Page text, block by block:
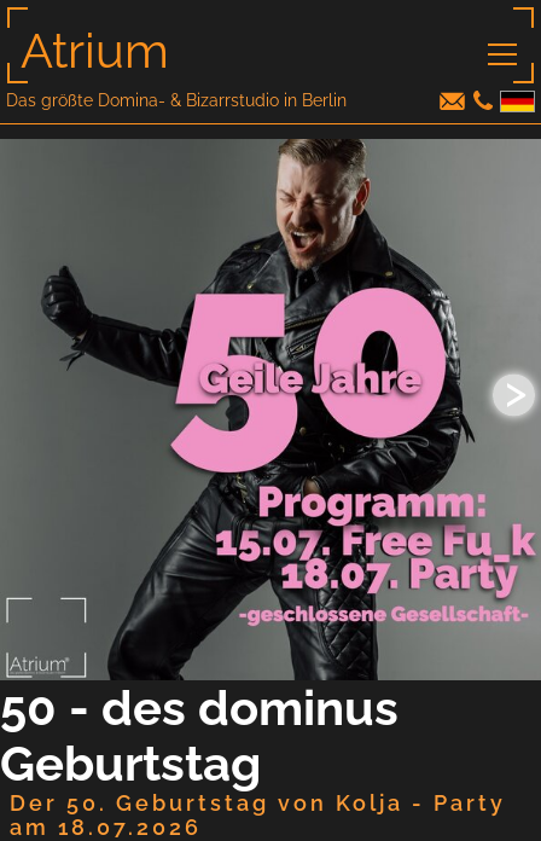
Atrium
Das größte Domina- & Bizarrstudio in Berlin
>
50 - des dominus
Geburtstag
Der 50. Geburtstag von Kolja - Party
am 18.07.2026